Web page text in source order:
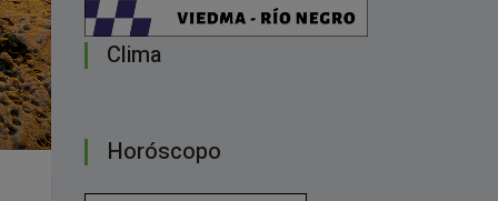
Clima
Horóscopo